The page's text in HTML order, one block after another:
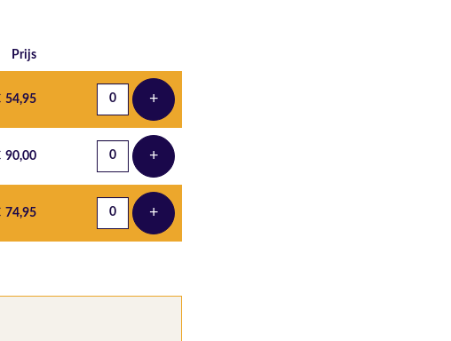
Prijs
54,95 +Voeg ticket toe
90,00 +Voeg ticket toe
74,95 +Voeg ticket toe